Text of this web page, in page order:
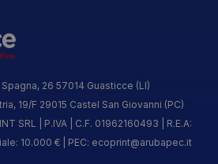
26 57014 Guasticce (LI)
19/F 29015 Castel San Giovanni (PC)
SRL | P.IVA | C.F. 01962160493 | R.E.A:
10.000 € | PEC: ecoprint@arubapec.it